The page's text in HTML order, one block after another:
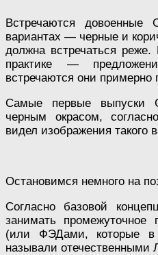
Встречаются
вариантах — черные и
должна встречаться
практике —
встречаются они примерно
Самые первые выпуски
черным окрасом,
видел изображения такого
Остановимся немного на
Согласно базовой
занимать
(или ФЭДами, которые в
называли отечественными